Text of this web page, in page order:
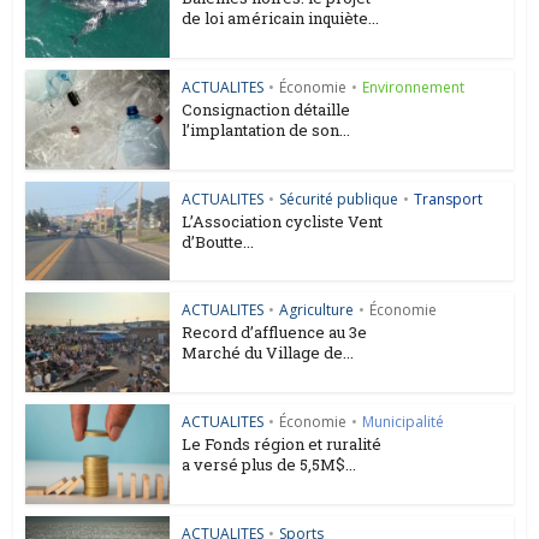
de loi américain inquiète...
ACTUALITES • Économie • Environnement
Consignaction détaille
l’implantation de son...
ACTUALITES • Sécurité publique • Transport
L’Association cycliste Vent
d’Boutte...
ACTUALITES • Agriculture • Économie
Record d’affluence au 3e
Marché du Village de...
ACTUALITES • Économie • Municipalité
Le Fonds région et ruralité
a versé plus de 5,5M$...
ACTUALITES • Sports